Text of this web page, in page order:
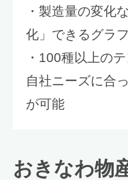
・製造量の変化
化」できるグラ
・100種以上の
自社ニーズに合
が可能
おきなわ物